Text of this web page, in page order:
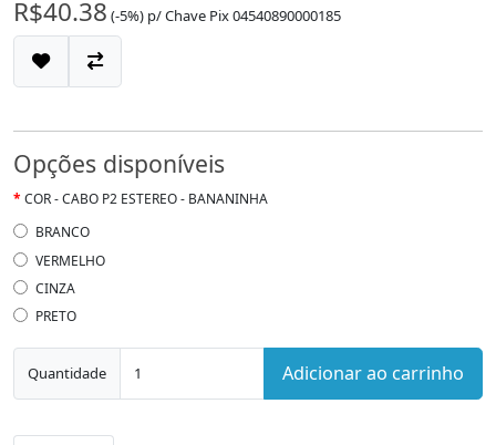
R$40.38 (-5%) p/Chave Pix 04540890000185
Opções disponíveis
COR - CABO P2 ESTEREO - BANANINHA
BRANCO
VERMELHO
CINZA
PRETO
Quantidade Adicionar ao carrinho